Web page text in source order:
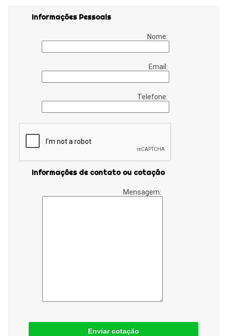
Informações Pessoais
Nome:
Email:
Telefone:
Informações de contato ou cotação
Mensagem:
Enviar cotação